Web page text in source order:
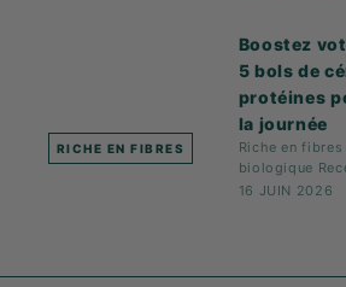
RICHE EN FIBRES
Boostez
5 bols de
protéines
la journée
Riche en fibres
biologique
16 JUIN 2026